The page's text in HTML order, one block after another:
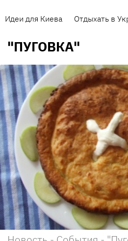
Идеи для Киева Отдыхать в
"ПУГОВКА"